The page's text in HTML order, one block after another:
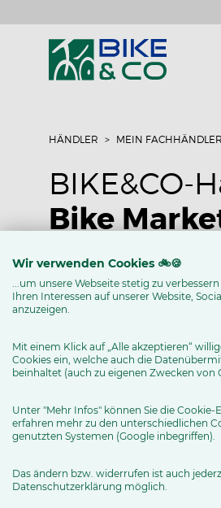
HÄNDLER MEIN FACHHÄNDLER
BIKE&CO-
Bike
Uhlandstrasse 63
10719 Berlin
Tel: 030 86 10 007
info (at)
Wir verwenden Cookies 🚲🍪
...um unsere Webseite stetig zu
Ihren Interessen auf unserer Website,
anzuzeigen.
Mit einem Klick auf „Alle akzeptieren“
Cookies ein, welche auch die
beinhaltet (auch zu eigenen Zwecken von
Unter "Mehr Infos" können Sie die Cookie-
erfahren mehr zu den unterschiedlichen
genutzten Systemen (Google inbegriffen).
Das ändern bzw. widerrufen ist auch
Datenschutzerklärung möglich.